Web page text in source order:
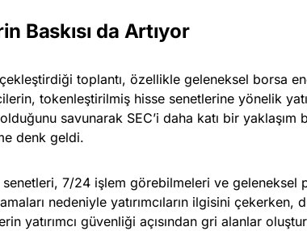
Baskısı da Artıyor
toplantı, özellikle geleneksel borsa
tokenleştirilmiş hisse senetlerine yönelik
savunarak SEC’i daha katı bir yaklaşım
denk geldi.
7/24 işlem görebilmeleri ve geleneksel
nedeniyle yatırımcıların ilgisini çekerken,
yatırımcı güvenliği açısından gri alanlar